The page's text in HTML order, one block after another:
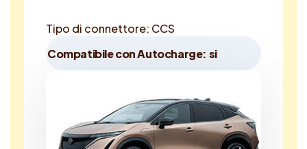
Tipo di connettore: CCS
Compatibile con Autocharge: si